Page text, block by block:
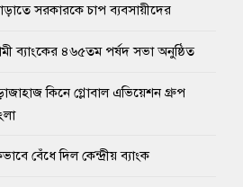
সরকারকে চাপ ব্যবসায়ীদের
ব্যাংকের ৪৬৫তম পর্ষদ সভা অনুষ্ঠিত
কিনে গ্লোবাল এভিয়েশন গ্রুপ
বেঁধে দিল কেন্দ্রীয় ব্যাংক